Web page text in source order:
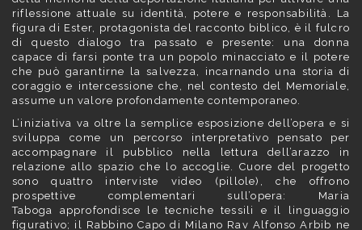
riflessione attuale su identità, potere e responsabilità. La
figura di Ester, protagonista del racconto biblico, è il fulcro
di questo dialogo tra passato e presente: una donna
capace di farsi ponte tra un popolo minacciato e il potere
che può garantirne la salvezza, incarnando una storia di
coraggio e intercessione che, nel contesto del Memoriale,
assume un valore profondamente contemporaneo.
L’iniziativa va oltre la semplice esposizione dell’opera e si
sviluppa come un percorso interpretativo pensato per
accompagnare il pubblico nella lettura dell’arazzo in
relazione allo spazio che lo accoglie. Cuore del progetto
sono quattro interviste video (pillole), che offrono
prospettive complementari sull’opera: Maria
Taboga approfondisce le tecniche tessili e il linguaggio
figurativo; il Rabbino Capo di Milano Rav Alfonso Arbib ne